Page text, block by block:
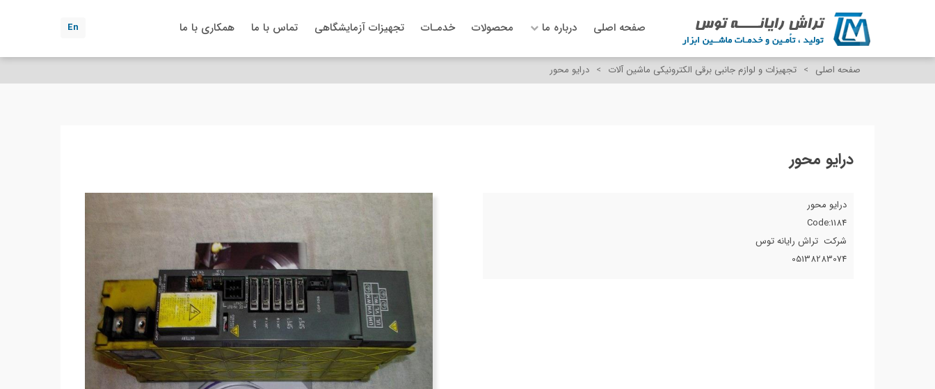
En صفحه اصلی درباره ما محصولات خدمـات تجهیزات آزمایشگاهی تماس با ما همکاری با ما
صفحه اصلی > تجهیزات و لوازم جانبی برقی الکترونیکی ماشین آلات > درایو محور
درایو محور
درایو محور
Code:1184
شرکت تراش رایانه توس
05138283074